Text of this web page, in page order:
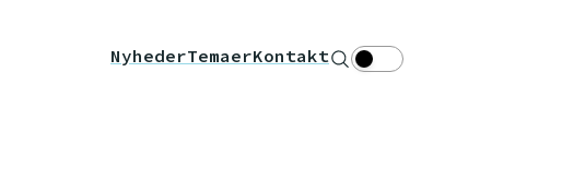
NyhederTemaerKontakt Søg Theme toggle